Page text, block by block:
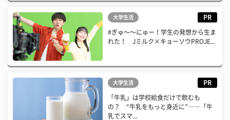
大学生活 PR
#ぎゅ〜〜にゅー！学生の発想から生ま
れた！ Jミルク×キョーソウPROJE...
大学生活 PR
「牛乳」は学校給食だけで飲むも
の？ “牛乳をもっと身近に”――「牛
乳でスマ...